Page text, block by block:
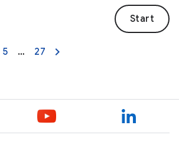
Start
5 … 27